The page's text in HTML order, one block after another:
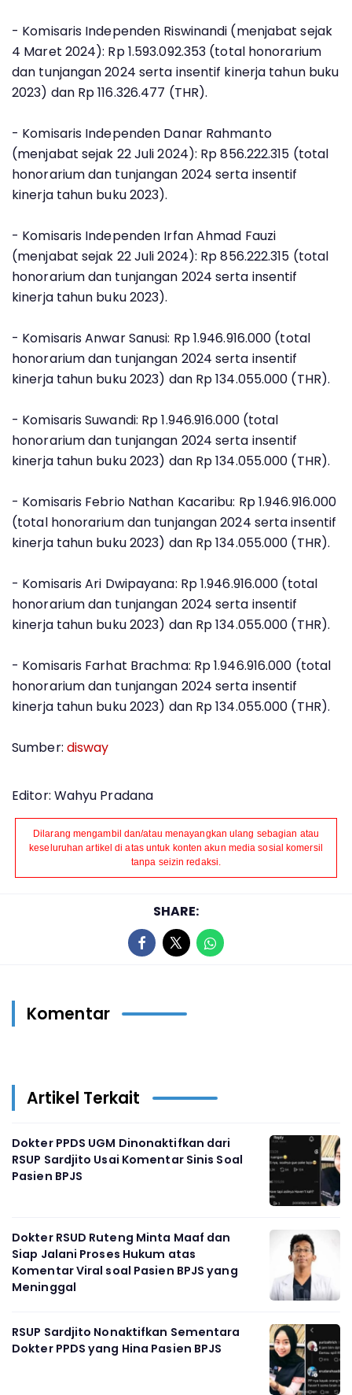
- Komisaris Independen Riswinandi (menjabat sejak
4 Maret 2024): Rp 1.593.092.353 (total honorarium
dan tunjangan 2024 serta insentif kinerja tahun buku
2023) dan Rp 116.326.477 (THR).
- Komisaris Independen Danar Rahmanto
(menjabat sejak 22 Juli 2024): Rp 856.222.315 (total
honorarium dan tunjangan 2024 serta insentif
kinerja tahun buku 2023).
- Komisaris Independen Irfan Ahmad Fauzi
(menjabat sejak 22 Juli 2024): Rp 856.222.315 (total
honorarium dan tunjangan 2024 serta insentif
kinerja tahun buku 2023).
- Komisaris Anwar Sanusi: Rp 1.946.916.000 (total
honorarium dan tunjangan 2024 serta insentif
kinerja tahun buku 2023) dan Rp 134.055.000 (THR).
- Komisaris Suwandi: Rp 1.946.916.000 (total
honorarium dan tunjangan 2024 serta insentif
kinerja tahun buku 2023) dan Rp 134.055.000 (THR).
- Komisaris Febrio Nathan Kacaribu: Rp 1.946.916.000
(total honorarium dan tunjangan 2024 serta insentif
kinerja tahun buku 2023) dan Rp 134.055.000 (THR).
- Komisaris Ari Dwipayana: Rp 1.946.916.000 (total
honorarium dan tunjangan 2024 serta insentif
kinerja tahun buku 2023) dan Rp 134.055.000 (THR).
- Komisaris Farhat Brachma: Rp 1.946.916.000 (total
honorarium dan tunjangan 2024 serta insentif
kinerja tahun buku 2023) dan Rp 134.055.000 (THR).
Sumber: disway
Editor: Wahyu Pradana
Dilarang mengambil dan/atau menayangkan ulang sebagian atau
keseluruhan artikel di atas untuk konten akun media sosial komersil
tanpa seizin redaksi.
SHARE:
Komentar
Artikel Terkait
Dokter PPDS UGM Dinonaktifkan dari
RSUP Sardjito Usai Komentar Sinis Soal
Pasien BPJS
Dokter RSUD Ruteng Minta Maaf dan
Siap Jalani Proses Hukum atas
Komentar Viral soal Pasien BPJS yang
Meninggal
RSUP Sardjito Nonaktifkan Sementara
Dokter PPDS yang Hina Pasien BPJS